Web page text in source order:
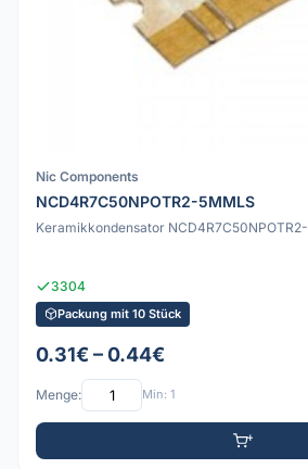
Nic Components
NCD4R7C50NPOTR2-5MMLS
Keramikkondensator
3304
Packung mit 10 Stück
0.31€ – 0.44€
Menge: Min: 1